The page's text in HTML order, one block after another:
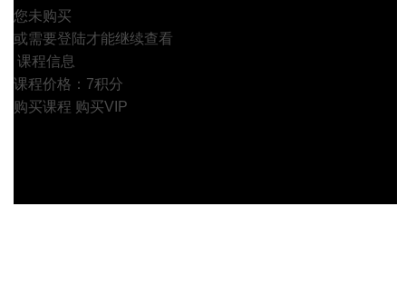
您未购买
或需要登陆才能继续查看
课程信息
课程价格：7积分
购买课程 购买VIP